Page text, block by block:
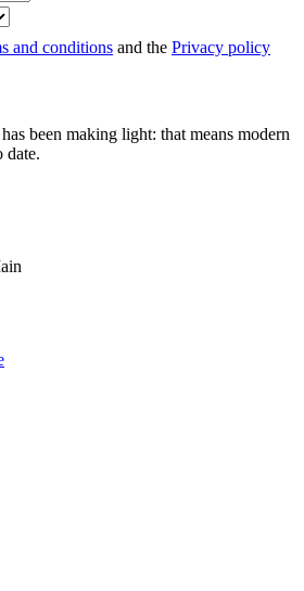
and conditions and the Privacy policy
been making light: that means modern
date.